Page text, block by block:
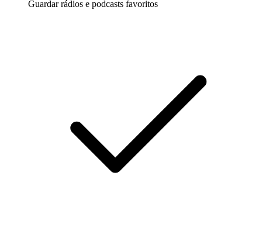
Guardar rádios e podcasts favoritos